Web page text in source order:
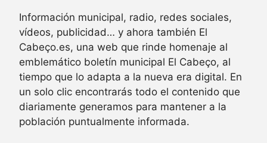
Información municipal, radio, redes sociales,
vídeos, publicidad… y ahora también El
Cabeço.es, una web que rinde homenaje al
emblemático boletín municipal El Cabeço, al
tiempo que lo adapta a la nueva era digital. En
un solo clic encontrarás todo el contenido que
diariamente generamos para mantener a la
población puntualmente informada.